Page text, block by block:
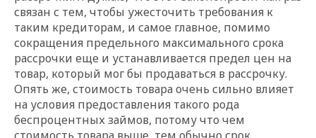
связан с тем, чтобы ужесточить требования к
таким кредиторам, и самое главное, помимо
сокращения предельного максимального срока
рассрочки еще и устанавливается предел цен на
товар, который мог бы продаваться в рассрочку.
Опять же, стоимость товара очень сильно влияет
на условия предоставления такого рода
беспроцентных займов, потому что чем